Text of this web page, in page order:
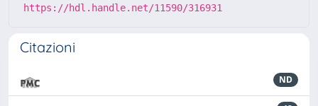
https://hdl.handle.net/11590/316931
Citazioni
ND